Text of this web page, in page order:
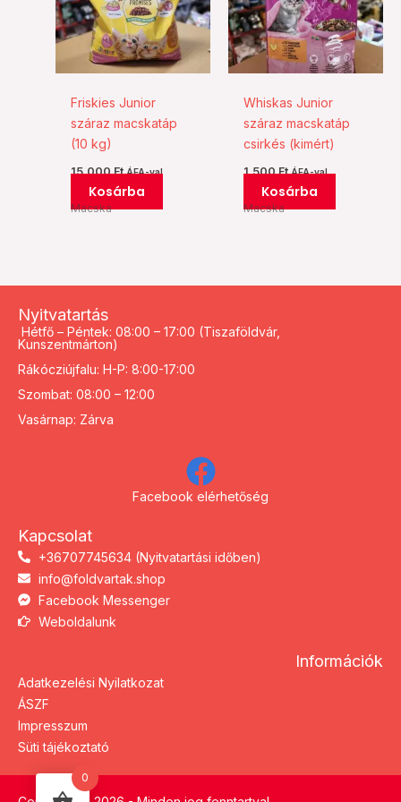
Friskies Junior
száraz macskatáp
(10 kg)
15.000Ft ÁFA-val
Kosárba
Macska
Whiskas Junior
száraz macskatáp
csirkés (kimért)
1.500Ft ÁFA-val
Kosárba
Macska
Nyitvatartás
Hétfő – Péntek: 08:00 – 17:00 (Tiszaföldvár,
Kunszentmárton)
Rákócziújfalu: H-P: 8:00-17:00
Szombat: 08:00 – 12:00
Vasárnap: Zárva
Facebook elérhetőség
Kapcsolat
+36707745634 (Nyitvatartási időben)
info@foldvartak.shop
Facebook Messenger
Weboldalunk
Információk
Adatkezelési Nyilatkozat
ÁSZF
Impresszum
Süti tájékoztató
0